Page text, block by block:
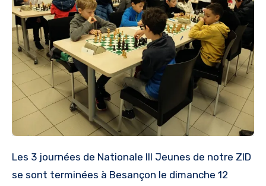
Les 3 journées de Nationale III Jeunes de notre ZID
se sont terminées à Besançon le dimanche 12